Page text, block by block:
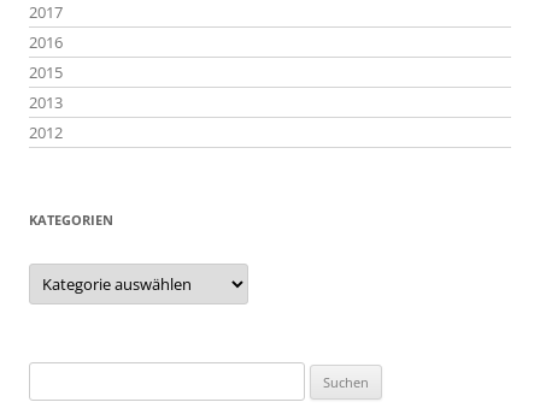
2017
2016
2015
2013
2012
KATEGORIEN
Kategorien
nach: